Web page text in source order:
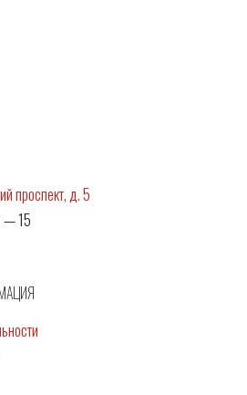
проспект, д. 5
— 15